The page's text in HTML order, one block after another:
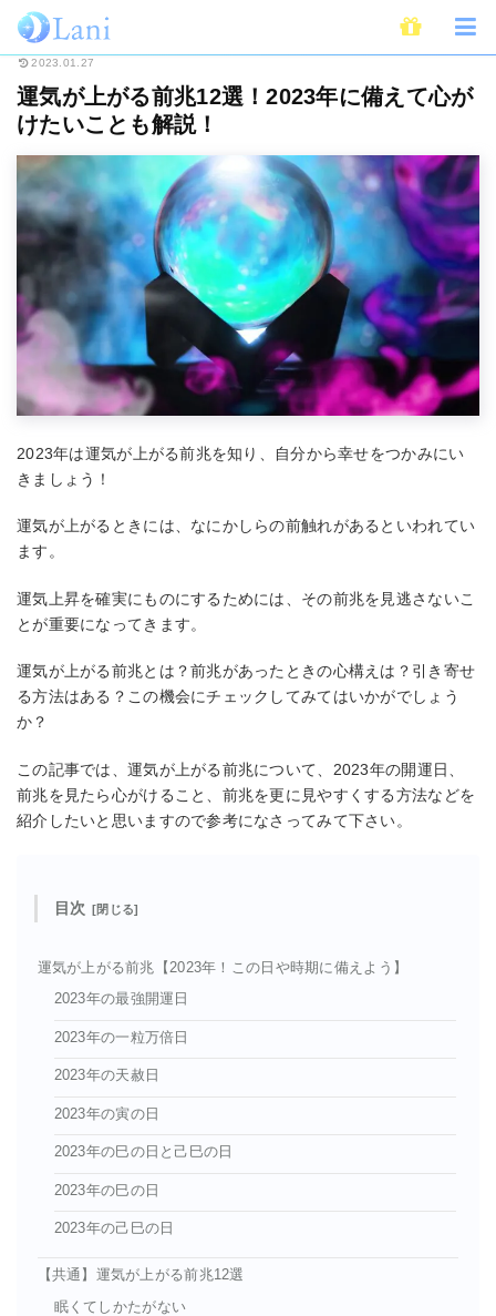
ホーム スピリチュアル 運気が上がる前兆12選！2023年に備えて心がけた
2023.01.27
運気が上がる前兆12選！2023年に備えて心が
けたいことも解説！
2023年は運気が上がる前兆を知り、自分から幸せをつかみにい
きましょう！
運気が上がるときには、なにかしらの前触れがあるといわれてい
ます。
運気上昇を確実にものにするためには、その前兆を見逃さないこ
とが重要になってきます。
運気が上がる前兆とは？前兆があったときの心構えは？引き寄せ
る方法はある？この機会にチェックしてみてはいかがでしょう
か？
この記事では、運気が上がる前兆について、2023年の開運日、
前兆を見たら心がけること、前兆を更に見やすくする方法などを
紹介したいと思いますので参考になさってみて下さい。
目次
運気が上がる前兆【2023年！この日や時期に備えよう】
2023年の最強開運日
2023年の一粒万倍日
2023年の天赦日
2023年の寅の日
2023年の巳の日と己巳の日
2023年の巳の日
2023年の己巳の日
【共通】運気が上がる前兆12選
眠くてしかたがない